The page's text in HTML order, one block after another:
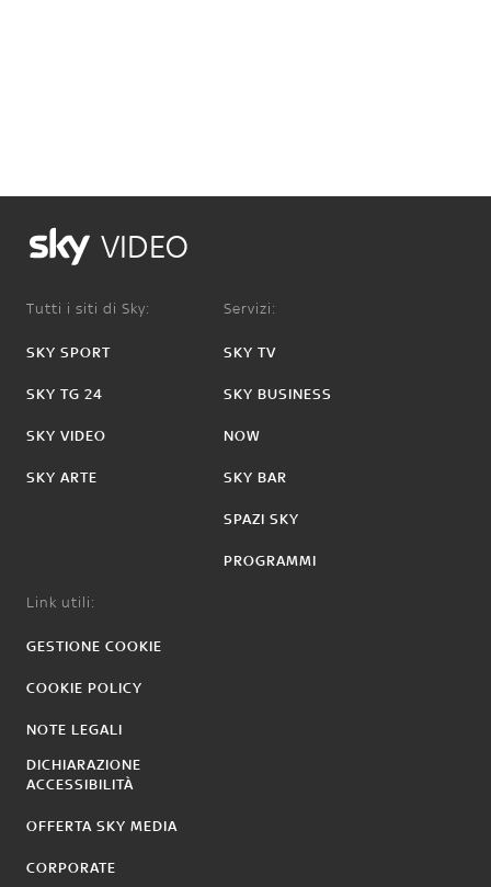
VIDEO
Tutti i siti di Sky:
SKY SPORT
SKY TG 24
SKY VIDEO
SKY ARTE
Servizi:
SKY TV
SKY BUSINESS
NOW
SKY BAR
SPAZI SKY
PROGRAMMI
Link utili:
GESTIONE COOKIE
COOKIE POLICY
NOTE LEGALI
DICHIARAZIONE
ACCESSIBILITÀ
OFFERTA SKY MEDIA
CORPORATE